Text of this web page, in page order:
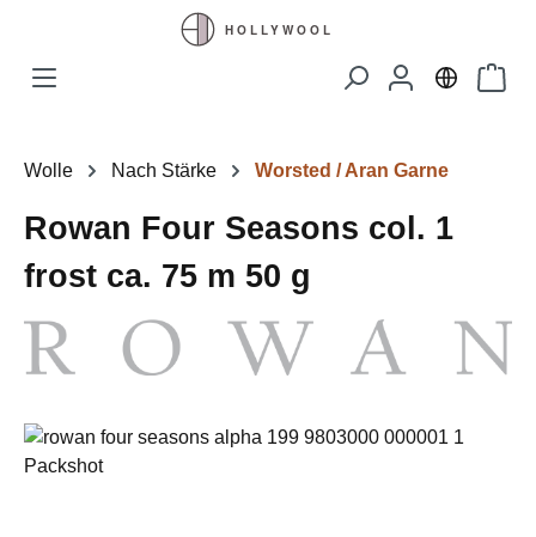
Zum Hauptinhalt springen
Wolle Nach Stärke Worsted / Aran Garne
Rowan Four Seasons col. 1
frost ca. 75 m 50 g
Bildergalerie überspringen